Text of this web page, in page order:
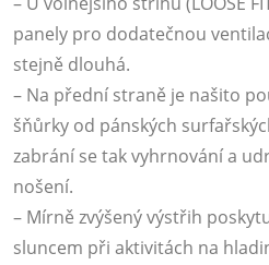
panely pro dodatečnou
stejně dlouhá.
– Na přední straně je našito
šňůrky od pánských
zabrání se tak vyhrnování a
nošení.
– Mírně zvýšený výstřih
sluncem při aktivitách na